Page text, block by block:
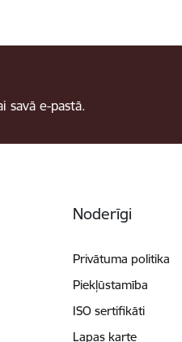
savā e-pastā.
Noderīgi
Privātuma politika
Piekļūstamība
ISO sertifikāti
Lapas karte